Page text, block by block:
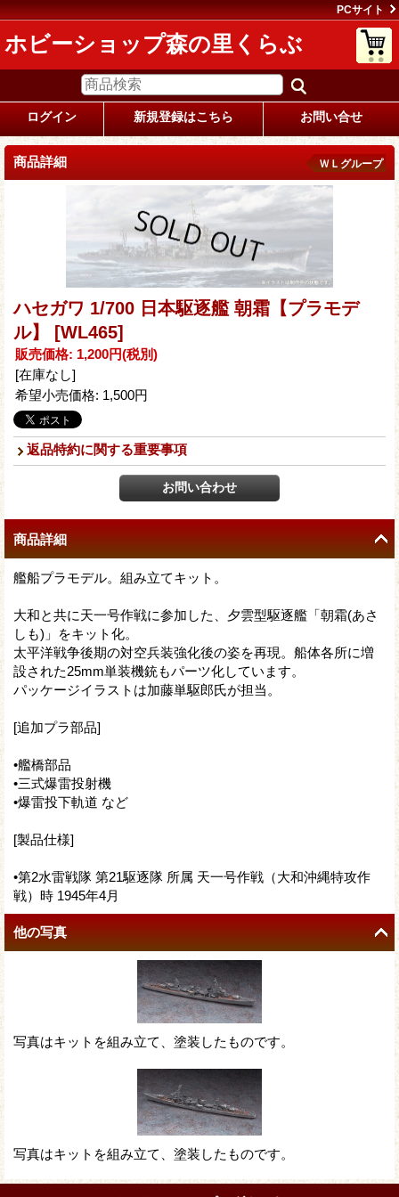
PCサイト
ホビーショップ森の里くらぶ
ログイン 新規登録はこちら お問い合せ
商品詳細 ＷＬグループ
ハセガワ 1/700 日本駆逐艦 朝霜【プラモデ
ル】
[WL465]
販売価格: 1,200円(税別)
[在庫なし]
希望小売価格: 1,500円
返品特約に関する重要事項
商品詳細
艦船プラモデル。組み立てキット。
大和と共に天一号作戦に参加した、夕雲型駆逐艦「朝霜(あさ
しも)」をキット化。
太平洋戦争後期の対空兵装強化後の姿を再現。船体各所に増
設された25mm単装機銃もパーツ化しています。
パッケージイラストは加藤単駆郎氏が担当。
[追加プラ部品]
•艦橋部品
•三式爆雷投射機
•爆雷投下軌道 など
[製品仕様]
•第2水雷戦隊 第21駆逐隊 所属 天一号作戦（大和沖縄特攻作
戦）時 1945年4月
他の写真
写真はキットを組み立て、塗装したものです。
写真はキットを組み立て、塗装したものです。